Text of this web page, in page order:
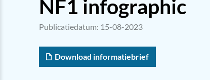
NF1 infographic
Publicatiedatum: 15-08-2023
Download informatiebrief